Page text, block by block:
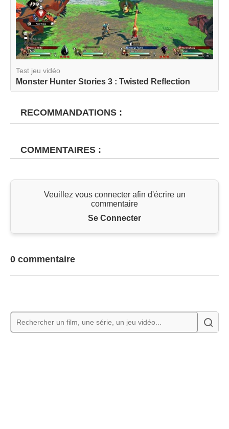
Test jeu vidéo
Monster Hunter Stories 3 : Twisted Reflection
RECOMMANDATIONS :
COMMENTAIRES :
Veuillez vous connecter afin d'écrire un
commentaire
Se Connecter
0 commentaire